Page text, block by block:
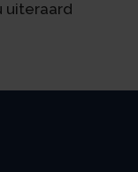
uiteraard